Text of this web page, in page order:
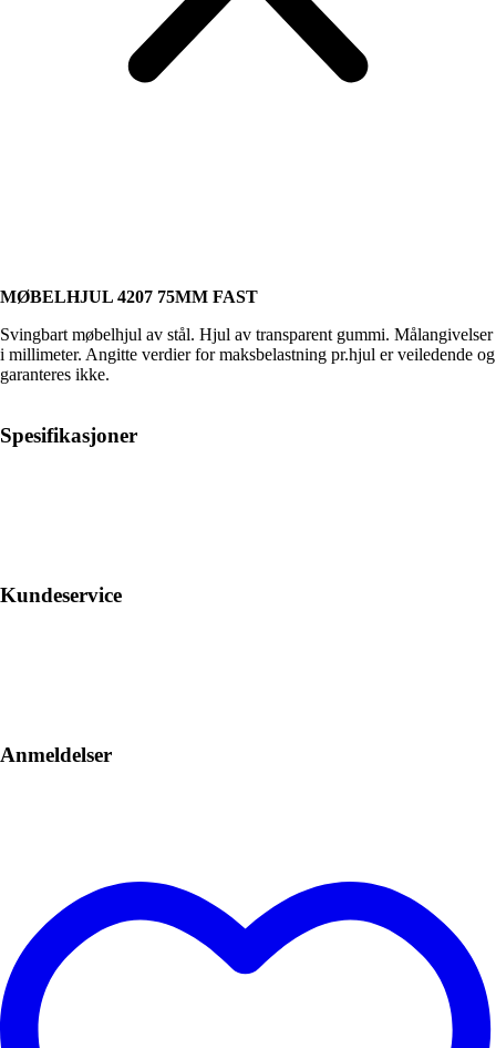
MØBELHJUL 4207 75MM FAST
Svingbart møbelhjul av stål. Hjul av transparent gummi. Målangivelser
i millimeter. Angitte verdier for maksbelastning pr.hjul er veiledende og
garanteres ikke.
Spesifikasjoner
Kundeservice
Anmeldelser